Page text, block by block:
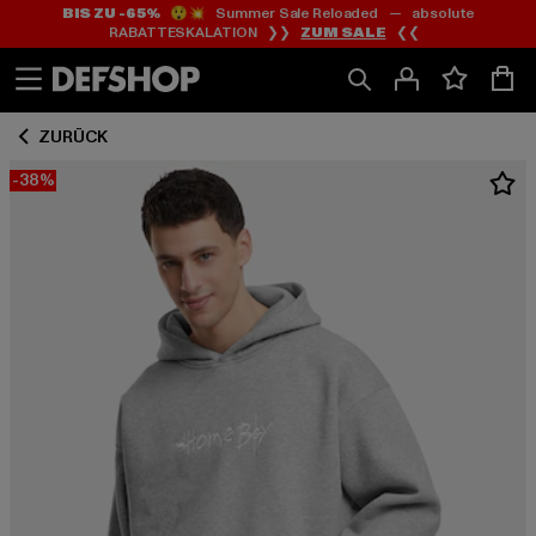
Zum
Inhalt
springen
Zum
Fußzeile
springen
BIS ZU -65%😲💥 Summer Sale Reloaded — absolute
RABATTESKALATION ❯❯ ZUM SALE ❮❮
ZURÜCK
-38%